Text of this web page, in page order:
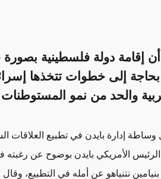
إقامة دولة فلسطينية بصورة
بحاجة إلى خطوات تتخذها
والحد من نمو
إدارة بايدن في تطبيع العلاقات
الأمريكي بايدن بوضوح عن
بنيامين نتنياهو عن أمله في التطبيع،